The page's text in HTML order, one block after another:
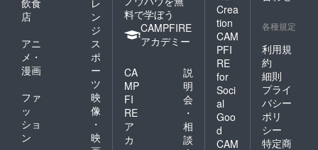
店
ン
ジ
アニ
メ・
漫画
ス
ポ
ー
ツ
ファ
ッ
ショ
ン
映
像
・
映
料で学ぼう
CAMPFIRE
アカデミー
CA
MP
FI
RE
ア
カ
説
明
会
・
相
談
Crea
tion
CAM
PFI
RE
for
Soci
al
Goo
d
CAM
各種規定
利用規
約
細則
プライ
バシー
ポリ
シー
特定商